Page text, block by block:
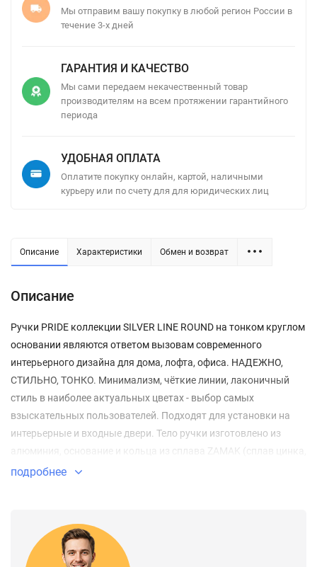
Мы отправим вашу покупку в любой регион России в
течение 3-х дней
ГАРАНТИЯ И КАЧЕСТВО
Мы сами передаем некачественный товар
производителям на всем протяжении гарантийного
периода
УДОБНАЯ ОПЛАТА
Оплатите покупку онлайн, картой, наличными
курьеру или по счету для для юридических лиц
Описание Характеристики Обмен и возврат
Описание
Ручки PRIDE коллекции SILVER LINE ROUND на тонком круглом
основании являются ответом вызовам современного
интерьерного дизайна для дома, лофта, офиса. НАДЕЖНО,
СТИЛЬНО, ТОНКО. Минимализм, чёткие линии, лаконичный
стиль в наиболее актуальных цветах - выбор самых
взыскательных пользователей. Подходят для установки на
интерьерные и входные двери. Тело ручки изготовлено из
алюминия, основание и кольца из сплава ZAMAK (сплав цинка,
алюминия, магния и меди). Посадочные размеры оснований
коррозии в соляном тумане - более 96 часов. Ресурс работы
дверных ручек более 150 000 циклов открывания/
закрывания, что гарантирует безотказную работу двери более
подробнее